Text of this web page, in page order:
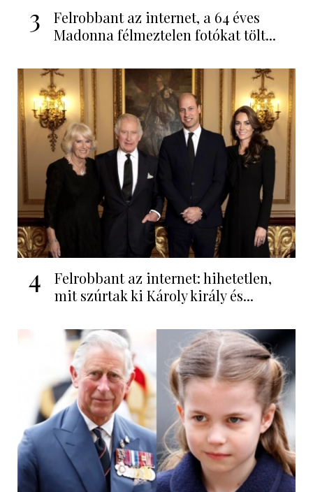
3
Felrobbant az internet, a 64 éves
Madonna félmeztelen fotókat tölt...
4
Felrobbant az internet: hihetetlen,
mit szúrtak ki Károly király és...